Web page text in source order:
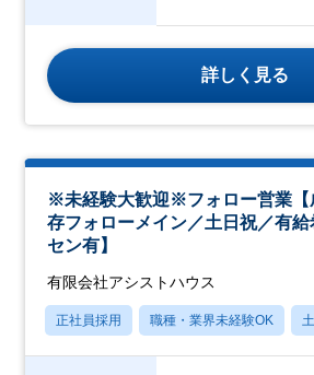
詳しく見る
※未経験大歓迎※フォロー営業【
存フォローメイン／土日祝／有
セン有】
有限会社アシストハウス
正社員採用 職種・業界未経験OK